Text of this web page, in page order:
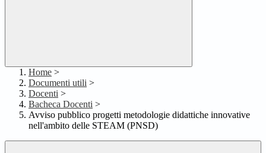
Home >
Documenti utili >
Docenti >
Bacheca Docenti >
Avviso pubblico progetti metodologie didattiche innovative
nell'ambito delle STEAM (PNSD)